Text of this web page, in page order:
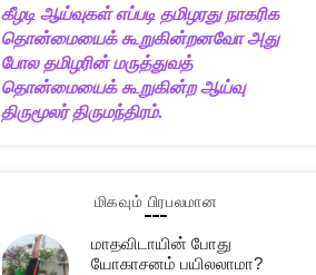
கீழடி ஆய்வுகள் எப்படி தமிழரது நாகரிக
தொன்மையைக் கூறுகின்றனவோ அது
போல தமிழரின் மருத்துவத்
தொன்மையைக் கூறுகின்ற ஆய்வு
திருமூலர் திருமந்திரம்.
மிகவும் பிரபலமான
மாதவிடாயின் போது
யோகாசனம் பயிலலாமா?